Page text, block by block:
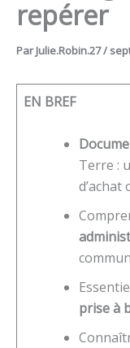
repérer
ParJulie.Robin.27/
EN BREF
Terre :
d’achat
prise à